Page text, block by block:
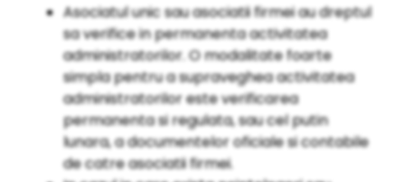
Asociatul unic sau asociatii firmei au dreptul
sa verifice in permanenta activitatea
administratorilor. O modalitate foarte
simpla pentru a supraveghea activitatea
administratorilor este verificarea
permanenta si regulata, sau cel putin
lunara, a documentelor oficiale si contabile
de catre asociatii firmei.